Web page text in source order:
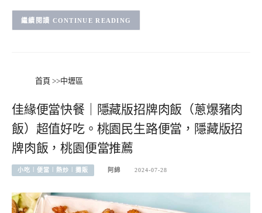
CONTINUE READING
首頁 >>中壢區
佳緣便當快餐｜隱藏版招牌肉飯（蔥爆豬肉
飯）超值好吃。桃園民生路便當，隱藏版招
牌肉飯，桃園便當推薦
小吃︱便當︱熱炒︱攤販 阿綿 2024-07-28